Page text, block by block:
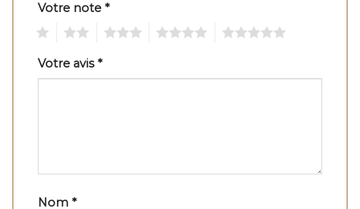
Votre note *
Votre avis*
Nom *